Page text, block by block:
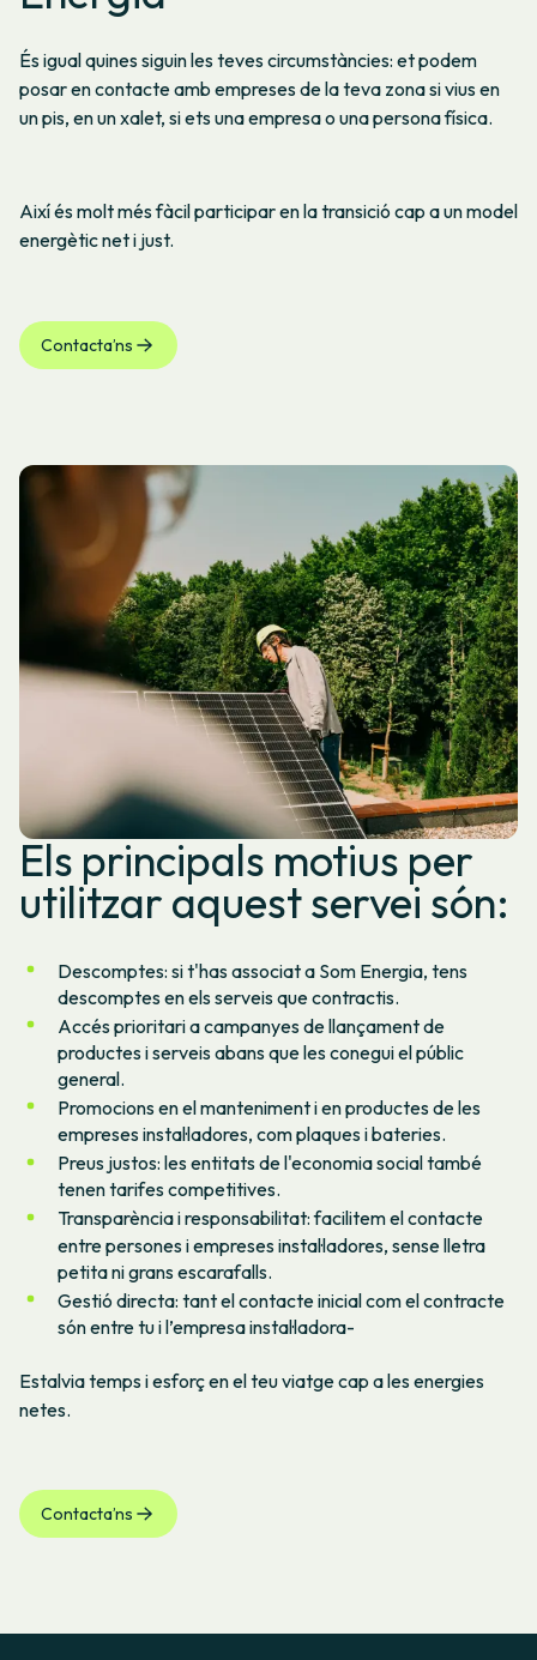
És igual quines siguin les teves circumstàncies: et podem
posar en contacte amb empreses de la teva zona si vius en
un pis, en un xalet, si ets una empresa o una persona física.
Així és molt més fàcil participar en la transició cap a un model
energètic net i just.
Contacta’ns
Els principals motius per
utilitzar aquest servei són:
Descomptes: si t'has associat a Som Energia, tens
descomptes en els serveis que contractis.
Accés prioritari a campanyes de llançament de
productes i serveis abans que les conegui el públic
general.
Promocions en el manteniment i en productes de les
empreses instal·ladores, com plaques i bateries.
Preus justos: les entitats de l'economia social també
tenen tarifes competitives.
Transparència i responsabilitat: facilitem el contacte
entre persones i empreses instal·ladores, sense lletra
petita ni grans escarafalls.
Gestió directa: tant el contacte inicial com el contracte
són entre tu i l’empresa instal·ladora-
Estalvia temps i esforç en el teu viatge cap a les energies
netes.
Contacta’ns